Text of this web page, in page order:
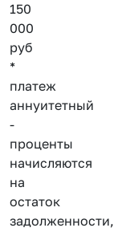
150
000
руб
*
платеж
аннуитетный
-
проценты
начисляются
на
остаток
задолженности,